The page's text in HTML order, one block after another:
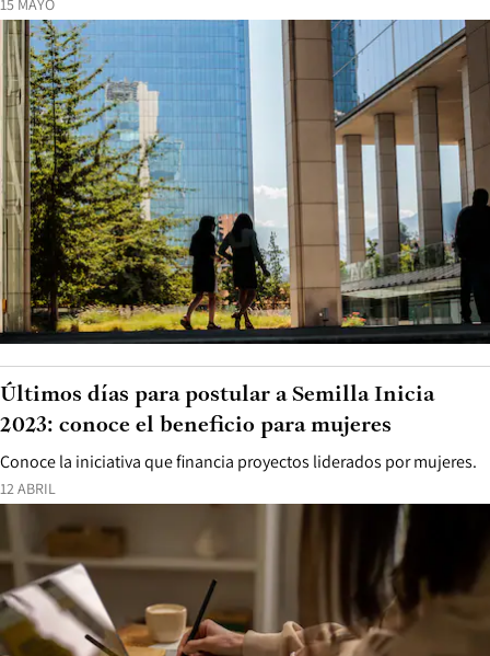
15 MAYO
12 ABRIL
Conoce la iniciativa que financia proyectos liderados por mujeres.
Últimos días para postular a Semilla Inicia
2023: conoce el beneficio para mujeres